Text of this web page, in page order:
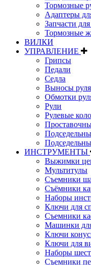
Тормозные
Адаптеры
Запчасти
Тормозные
ВИЛКИ
УПРАВЛЕНИЕ
Грипсы
Педали
Седла
Выносы руля
Обмотки
Рули
Рулевые
ИНСТРУМЕНТЫ
Выжимки
Мультитулы
Съемники
Съёмники
Наборы
Ключи для
Съемники
Машинки
Ключи
Ключи для
Наборы
Съемники